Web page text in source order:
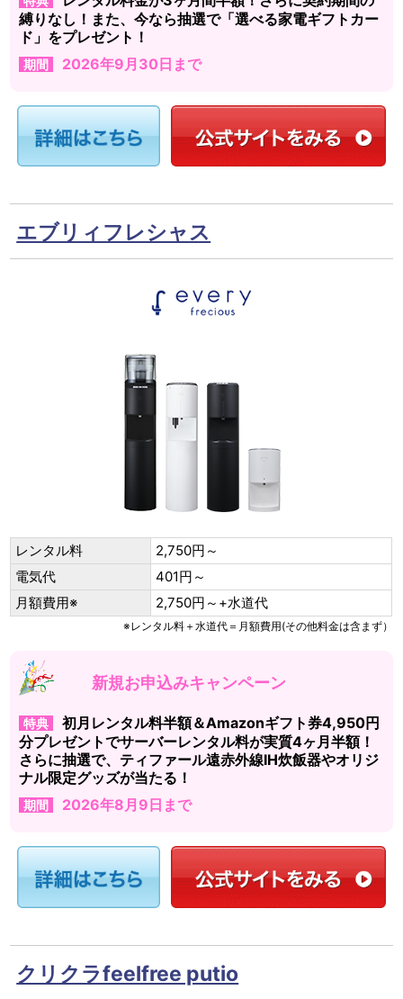
縛りなし！また、今なら抽選で「選べる家電ギフトカー
ド」をプレゼント！
期間 2026年9月30日まで
エブリィフレシャス
レンタル料
2,750円～
電気代
401円～
月額費用※
2,750円～+水道代
※レンタル料＋水道代＝月額費用(その他料金は含まず）
新規お申込みキャンペーン
特典
初月レンタル料半額＆Amazonギフト券4,950円
分プレゼントでサーバーレンタル料が実質4ヶ月半額！
さらに抽選で、ティファール遠赤外線IH炊飯器やオリジ
ナル限定グッズが当たる！
期間 2026年8月9日まで
クリクラfeelfree putio